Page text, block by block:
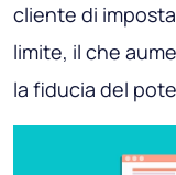
cliente di
limite, il che
la fiducia del